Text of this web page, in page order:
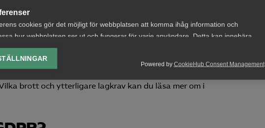
cookies gör det möjligt för webbplatsen att komma ihåg information och
hur webbplatsen ser ut och fungerar för varje användare. Detta kan innebära
av vald valuta, region, språk eller färgschema.
cookies
hjälper oss förbättra webbplatsen genom att samla och rapportera
Powered by CookieHub Consent Management
som till exempel vid arbete med barn, arbete med
att dokumentera att registerkontroll har skett och
brott och ytterligare lagkrav kan du läsa mer om i